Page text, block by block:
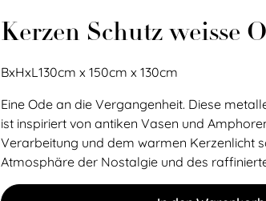
Kerzen Schutz weisse
BxHxL130cm x 150cm x 130cm
Eine Ode an die Vergangenheit. Diese
ist inspiriert von antiken Vasen und
Verarbeitung und dem warmen Kerzenlicht
Atmosphäre der Nostalgie und des